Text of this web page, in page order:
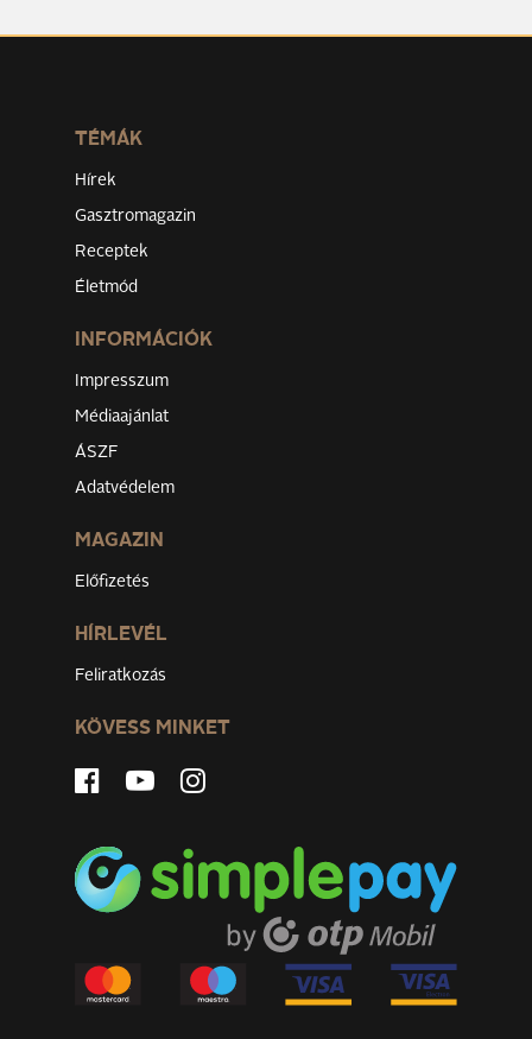
TÉMÁK
Hírek
Gasztromagazin
Receptek
Életmód
INFORMÁCIÓK
Impresszum
Médiaajánlat
ÁSZF
Adatvédelem
MAGAZIN
Előfizetés
HÍRLEVÉL
Feliratkozás
KÖVESS MINKET